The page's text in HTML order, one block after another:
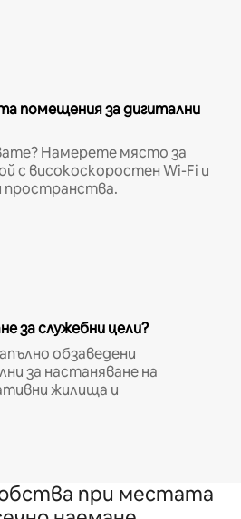
помещения за дигитални
Намерете място за
с високоскоростен Wi-Fi и
пространства.
за служебни цели?
обзаведени
за настаняване на
жилища и
при местата